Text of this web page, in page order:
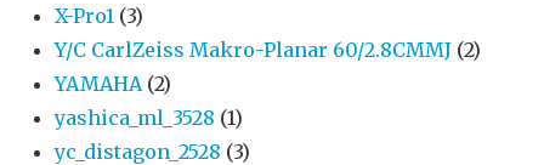
X-Pro1 (3)
Y/C CarlZeiss Makro-Planar 60/2.8CMMJ (2)
YAMAHA (2)
yashica_ml_3528 (1)
yc_distagon_2528 (3)